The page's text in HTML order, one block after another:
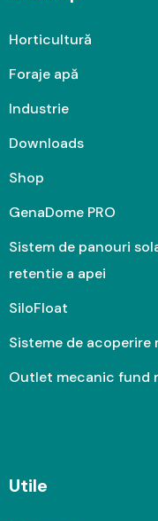
Horticultură
Foraje apă
Industrie
Downloads
Shop
GenaDome PRO
Sistem de panouri
retentie a apei
SiloFloat
Sisteme de acoperire
Outlet mecanic fund
Utile